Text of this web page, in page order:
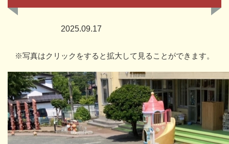
2025.09.17
※写真はクリックをすると拡大して見ることができます。